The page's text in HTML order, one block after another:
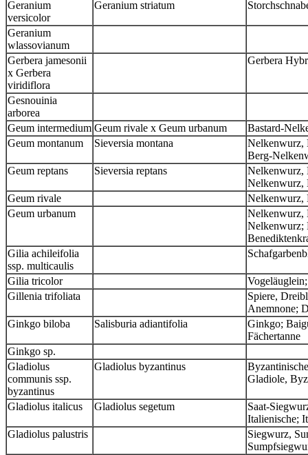
Geranium
versicolor
Geranium striatum
Geranium
wlassovianum
Gerbera jamesonii
x Gerbera
viridiflora
Gerbera
Gesnouinia
arborea
Geum intermedium Geum rivale x Geum urbanum
Bastard-
Geum montanum
Sieversia montana
Nelkenwurz,
Berg-
Geum reptans
Sieversia reptans
Nelkenwurz,
Nelkenwurz,
Geum rivale
Nelkenwurz,
Geum urbanum
Nelkenwurz,
Nelkenwurz;
Gilia achileifolia
ssp. multicaulis
Gilia tricolor
Gillenia trifoliata
Spiere,
Anemnone;
Ginkgo biloba
Salisburia adiantifolia
Ginkgo;
Fächertanne
Ginkgo sp.
Gladiolus
communis ssp.
byzantinus
Gladiolus byzantinus
Gladiole,
Gladiolus italicus Gladiolus segetum
Saat-
Italienische;
Gladiolus palustris
Siegwurz,